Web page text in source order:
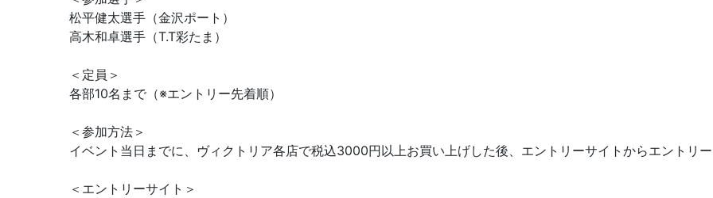
松平健太選手（金沢ポート）
高木和卓選手（T.T彩たま）
＜定員＞
各部10名まで（※エントリー先着順）
＜参加方法＞
イベント当日までに、ヴィクトリア各店で税込3000円以上お買い上げした後、エントリーサイトからエントリ
＜エントリーサイト＞